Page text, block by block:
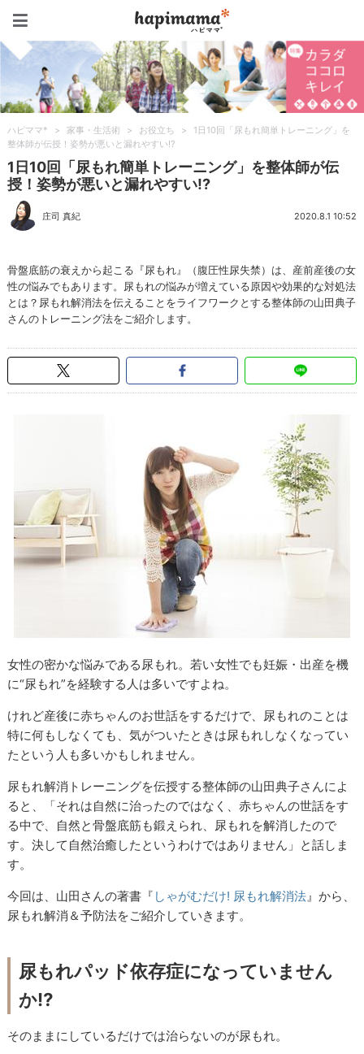
ハピママ* > 家事・生活術 > お役立ち >
1日10回「尿もれ簡単トレーニング」を
整体師が伝授！姿勢が悪いと漏れやすい!?
1日10回「尿もれ簡単トレーニング」を整体師が伝
授！姿勢が悪いと漏れやすい!?
庄司 真紀 2020.8.1 10:52
骨盤底筋の衰えから起こる『尿もれ』（腹圧性尿失禁）は、産前産後の女
性の悩みでもあります。尿もれの悩みが増えている原因や効果的な対処法
とは？尿もれ解消法を伝えることをライフワークとする整体師の山田典子
さんのトレーニング法をご紹介します。
女性の密かな悩みである尿もれ。若い女性でも妊娠・出産を機
に“尿もれ”を経験する人は多いですよね。
けれど産後に赤ちゃんのお世話をするだけで、尿もれのことは
特に何もしなくても、気がついたときは尿もれしなくなってい
たという人も多いかもしれません。
尿もれ解消トレーニングを伝授する整体師の山田典子さんによ
ると、「それは自然に治ったのではなく、赤ちゃんの世話をす
る中で、自然と骨盤底筋も鍛えられ、尿もれを解消したので
す。決して自然治癒したというわけではありません」と話しま
す。
今回は、山田さんの著書『 しゃがむだけ! 尿もれ解消法』から、
尿もれ解消＆予防法をご紹介していきます。
尿もれパッド依存症になっていません
か⁉
そのままにしているだけでは治らないのが尿もれ。